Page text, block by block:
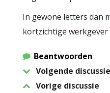
In gewone letters dan
kortzichtige werkgever
Beantwoorden
Volgende discussie
Vorige discussie